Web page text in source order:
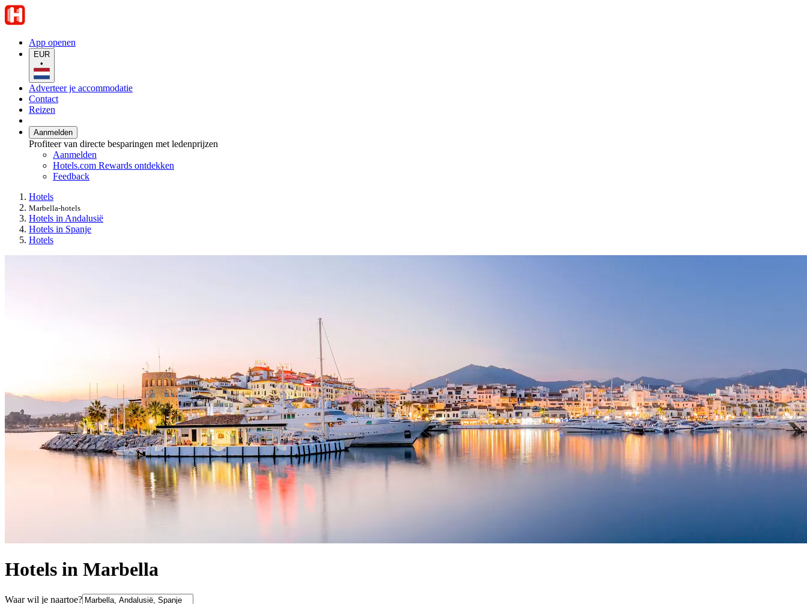
App openen
EUR
•
Adverteer je accommodatie
Contact
Reizen
Aanmelden
Profiteer van directe besparingen met ledenprijzen
Aanmelden
Hotels.com Rewards ontdekken
Feedback
Hotels
Marbella-hotels
Hotels in Andalusië
Hotels in Spanje
Hotels
Hotels in Marbella
Waar wil je naartoe?